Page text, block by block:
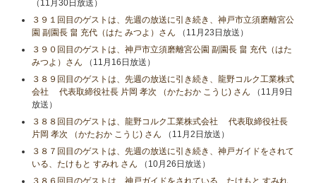
（11月30日放送）
３９１回目のゲストは、先週の放送に引き続き、神戸市立須磨離宮公
園 副園長 畠 充代（はた みつよ）さん （11月23日放送）
３９０回目のゲストは、神戸市立須磨離宮公園 副園長 畠 充代（はた
みつよ）さん （11月16日放送）
３８９回目のゲストは、先週の放送に引き続き、龍野コルク工業株式
会社 代表取締役社長 片岡 孝次 （かたおか こうじ) さん （11月9日
放送）
３８８回目のゲストは、龍野コルク工業株式会社 代表取締役社長
片岡 孝次 （かたおか こうじ) さん （11月2日放送）
３８７回目のゲストは、先週の放送に引き続き、神戸ガイドをされて
いる、たけもと すみれ さん （10月26日放送）
３８６回目のゲストは、神戸ガイドをされている、たけもと すみれ